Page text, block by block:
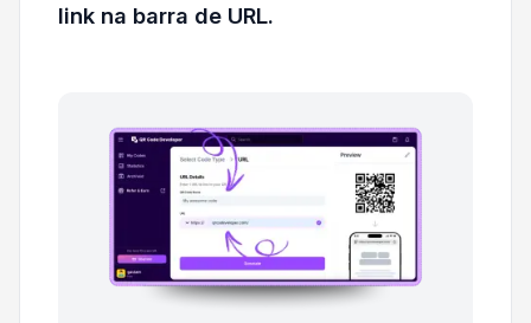
link na barra de URL.